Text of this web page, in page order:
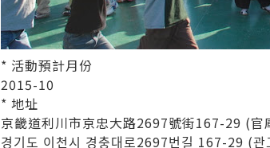
* 活動預計月份
2015-10
* 地址
京畿道利川市京忠大路2697號街167-29 (官
경기도 이천시 경충대로2697번길 167-29 (관